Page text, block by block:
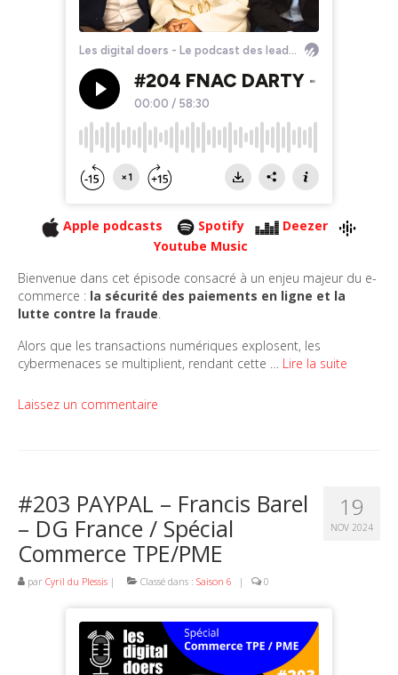
Apple podcasts Spotify
Deezer
Youtube Music
Bienvenue dans cet épisode consacré à un enjeu majeur du e-
commerce : la sécurité des paiements en ligne et la
lutte contre la fraude.
Alors que les transactions numériques explosent, les
cybermenaces se multiplient, rendant cette … Lire la suite
Laissez un commentaire
19
NOV 2024
#203 PAYPAL – Francis Barel
– DG France / Spécial
Commerce TPE/PME
par Cyril du Plessis | Classé dans : Saison 6 | 0